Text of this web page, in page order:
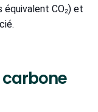
équivalent CO₂) et
carbone